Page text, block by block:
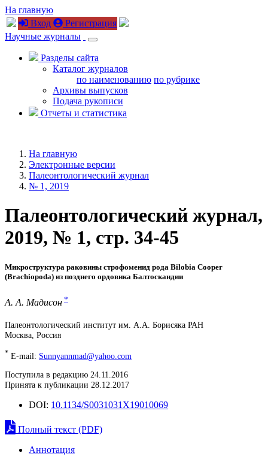
На главную
Вход
Регистрация
Научные журналы
Разделы сайта
Каталог журналов
по наименованию по рубрике
Архивы выпусков
Подача рукописи
Отчеты и статистика
На главную
Электронные версии
Палеонтологический журнал
№ 1, 2019
Палеонтологический журнал,
2019, № 1, стр. 34-45
Микроструктура раковины строфоменид рода Bilobia Cooper
(Brachiopoda) из позднего ордовика Балтоскандии
А. А. Мадисон *
Палеонтологический институт им. А.А. Борисяка РАН
Москва, Россия
* E-mail: Sunnyannmad@yahoo.com
Поступила в редакцию 24.11.2016
Принята к публикации 28.12.2017
DOI: 10.1134/S0031031X19010069
Полный текст (PDF)
Аннотация